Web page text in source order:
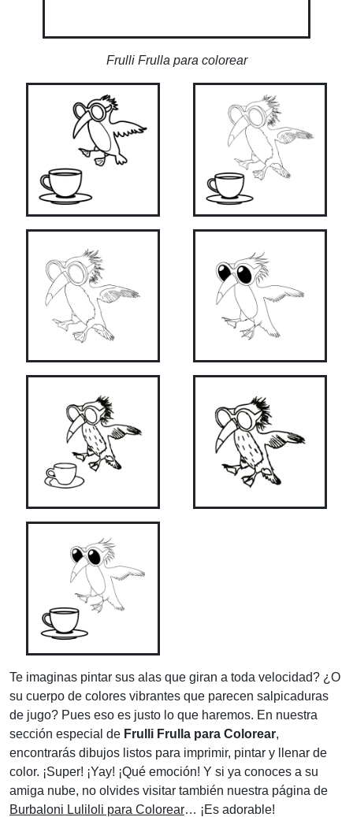
Frulli Frulla para colorear
Te imaginas pintar sus alas que giran a toda velocidad? ¿O
su cuerpo de colores vibrantes que parecen salpicaduras
de jugo? Pues eso es justo lo que haremos. En nuestra
sección especial de Frulli Frulla para Colorear,
encontrarás dibujos listos para imprimir, pintar y llenar de
color. ¡Super! ¡Yay! ¡Qué emoción! Y si ya conoces a su
amiga nube, no olvides visitar también nuestra página de
Burbaloni Luliloli para Colorear… ¡Es adorable!